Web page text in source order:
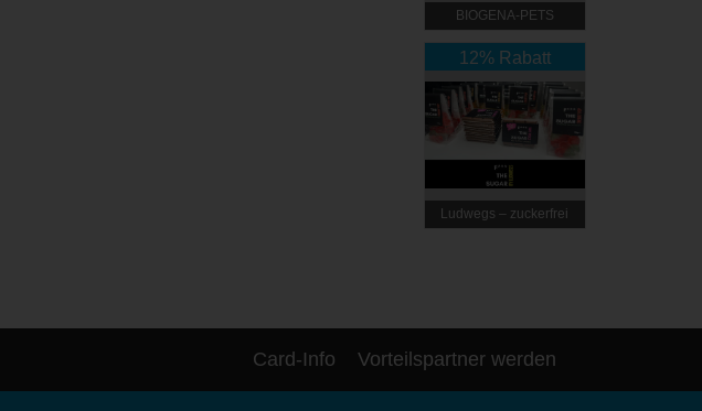
BIOGENA-PETS
12% Rabatt
Ludwegs – zuckerfrei
leben
Card-Info Vorteilspartner werden